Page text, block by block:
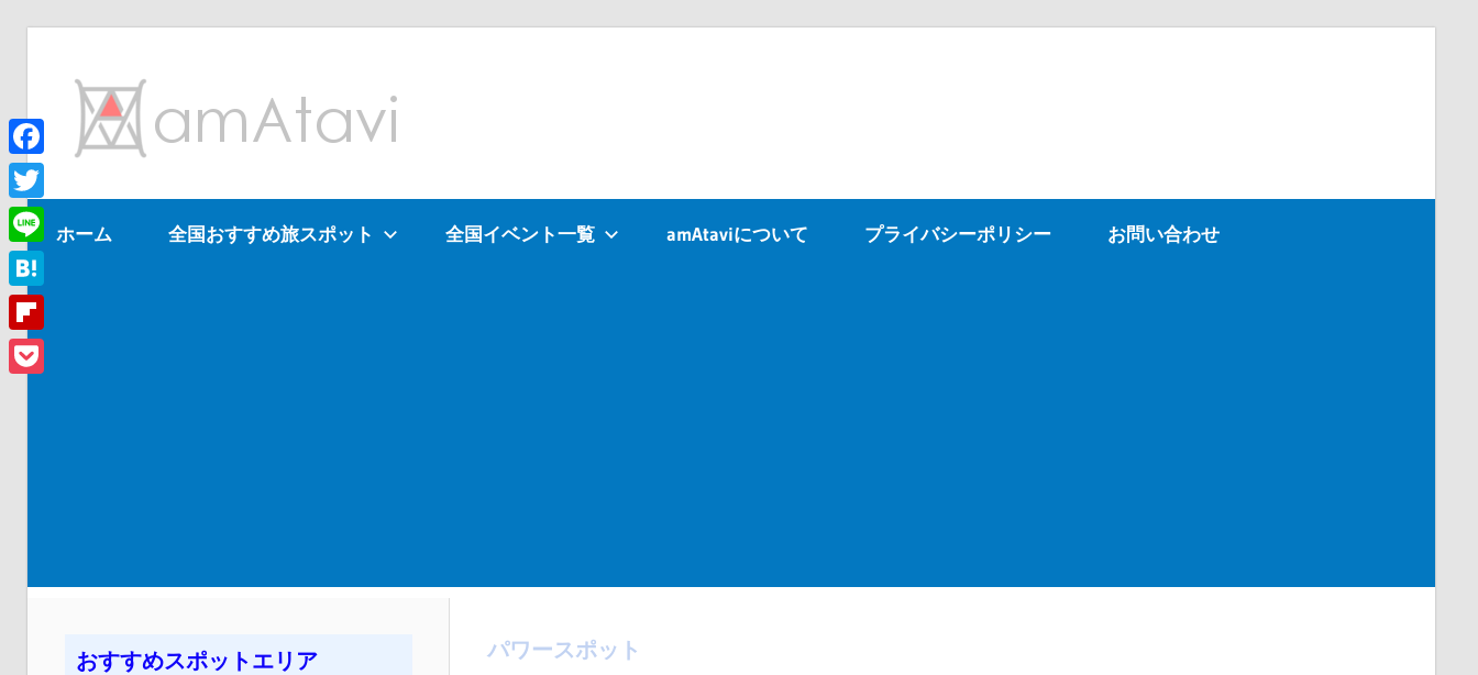
ン
ツ
へ
ス
キ
ッ
プ
を
見
ホーム 全国おすすめ旅スポット 全国イベント一覧 amAtaviについて プライバシーポリシー お問い合わせ
パワースポット
おすすめスポットエリア
Facebook
Twitter
Line
Hatena
Flipboard